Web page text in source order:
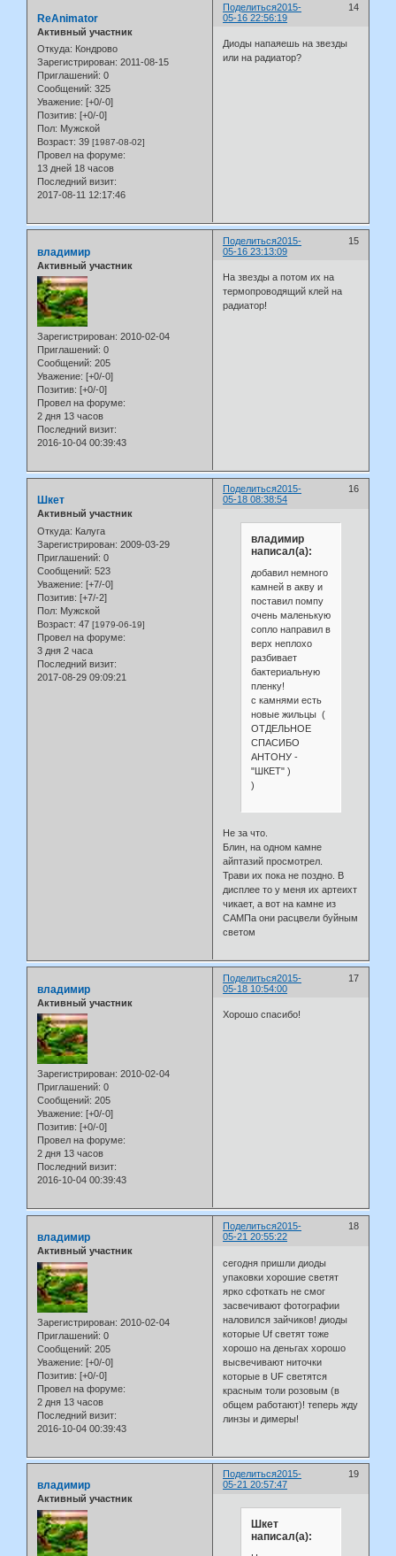
Поделиться 14
2015-
05-16 22:56:19
ReAnimator
Активный участник
Откуда: Кондрово
Зарегистрирован: 2011-08-15
Приглашений: 0
Сообщений: 325
Уважение: [+0/-0]
Позитив: [+0/-0]
Пол: Мужской
Возраст: 39 [1987-08-02]
Провел на форуме:
13 дней 18 часов
Последний визит:
2017-08-11 12:17:46
Диоды напаяешь на звезды
или на радиатор?
Поделиться 15
2015-
05-16 23:13:09
владимир
Активный участник
Зарегистрирован: 2010-02-04
Приглашений: 0
Сообщений: 205
Уважение: [+0/-0]
Позитив: [+0/-0]
Провел на форуме:
2 дня 13 часов
Последний визит:
2016-10-04 00:39:43
На звезды а потом их на
термопроводящий клей на
радиатор!
Поделиться 16
2015-
05-18 08:38:54
Шкет
Активный участник
Откуда: Калуга
Зарегистрирован: 2009-03-29
Приглашений: 0
Сообщений: 523
Уважение: [+7/-0]
Позитив: [+7/-2]
Пол: Мужской
Возраст: 47 [1979-06-19]
Провел на форуме:
3 дня 2 часа
Последний визит:
2017-08-29 09:09:21
владимир
написал(а):
добавил немного
камней в акву и
поставил помпу
очень маленькую
сопло направил в
верх неплохо
разбивает
бактериальную
пленку!
с камнями есть
новые жильцы (
ОТДЕЛЬНОЕ
СПАСИБО
АНТОНУ -
"ШКЕТ" )
)
Не за что.
Блин, на одном камне
айптазий просмотрел.
Трави их пока не поздно. В
дисплее то у меня их артеихт
чикает, а вот на камне из
САМПа они расцвели буйным
светом
Поделиться 17
2015-
05-18 10:54:00
владимир
Активный участник
Зарегистрирован: 2010-02-04
Приглашений: 0
Сообщений: 205
Уважение: [+0/-0]
Позитив: [+0/-0]
Провел на форуме:
2 дня 13 часов
Последний визит:
2016-10-04 00:39:43
Хорошо спасибо!
Поделиться 18
2015-
05-21 20:55:22
владимир
Активный участник
Зарегистрирован: 2010-02-04
Приглашений: 0
Сообщений: 205
Уважение: [+0/-0]
Позитив: [+0/-0]
Провел на форуме:
2 дня 13 часов
Последний визит:
2016-10-04 00:39:43
сегодня пришли диоды
упаковки хорошие светят
ярко сфоткать не смог
засвечивают фотографии
наловился зайчиков! диоды
которые Uf светят тоже
хорошо на деньгах хорошо
высвечивают ниточки
которые в UF светятся
красным толи розовым (в
общем работают)! теперь жду
линзы и димеры!
Поделиться 19
2015-
05-21 20:57:47
владимир
Активный участник
Шкет
написал(а):